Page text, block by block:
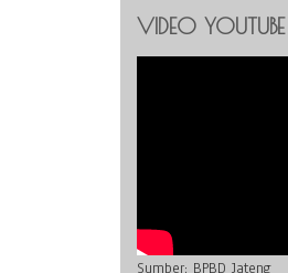
VIDEO YOUTUBE
Sumber: BPBD Jateng